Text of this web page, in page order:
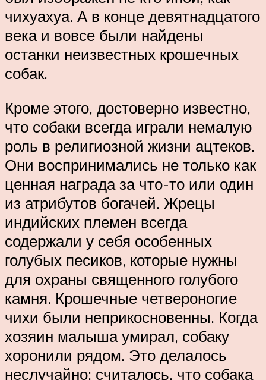
чихуахуа. А в конце девятнадцатого
века и вовсе были найдены
останки неизвестных крошечных
собак.
Кроме этого, достоверно известно,
что собаки всегда играли немалую
роль в религиозной жизни ацтеков.
Они воспринимались не только как
ценная награда за что-то или один
из атрибутов богачей. Жрецы
индийских племен всегда
содержали у себя особенных
голубых песиков, которые нужны
для охраны священного голубого
камня. Крошечные четвероногие
чихи были неприкосновенны. Когда
хозяин малыша умирал, собаку
хоронили рядом. Это делалось
неслучайно: считалось, что собака